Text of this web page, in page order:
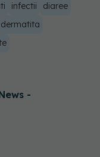
infectii
diaree
dermatita
-